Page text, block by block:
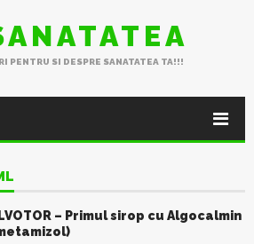
PENTRU SI DESPRE SANATATEA TA!!!
– Primul sirop cu Algocalmin